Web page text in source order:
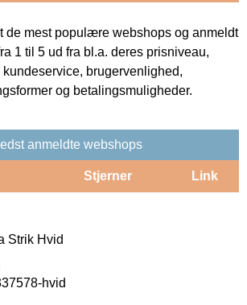
de mest populære webshops og anmeldt
1 til 5 ud fra bl.a. deres prisniveau,
brugervenlighed,
og betalingsmuligheder.
anmeldte webshops
Stjerner Link
Strik Hvid
hvid